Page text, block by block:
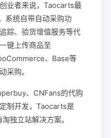
业者来说，Taocarts最
系统自带自动采购功
踪、验货增值服务等代
键上传商品至
、Base等
采购。
、CNFans的代购
制开发，Taocarts是
独立站解决方案。